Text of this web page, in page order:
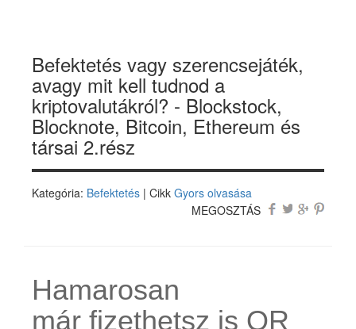
Befektetés vagy szerencsejáték,
avagy mit kell tudnod a
kriptovalutákról? - Blockstock,
Blocknote, Bitcoin, Ethereum és
társai 2.rész
Kategória: Befektetés | Cikk Gyors olvasása
MEGOSZTÁS
Hamarosan
már fizethetsz is QR